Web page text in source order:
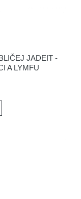
JADEIT -
A LYMFU